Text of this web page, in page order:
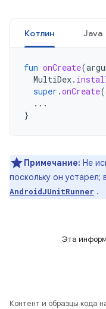
Котлин Java
fun onCreate(
MultiDex.
super .onCreate(
...
}
Примечание: Не
поскольку он устарел;
AndroidJUnitRunner .
Эта
Контент и образцы кода